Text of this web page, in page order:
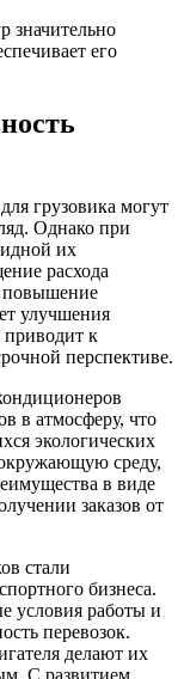
значительно
его
грузовика могут
Однако при
их
расхода
повышение
улучшения
приводит к
перспективе.
в атмосферу, что
экологических
среду,
в виде
заказов от
стали
бизнеса.
условия работы и
перевозок.
делают их
С развитием